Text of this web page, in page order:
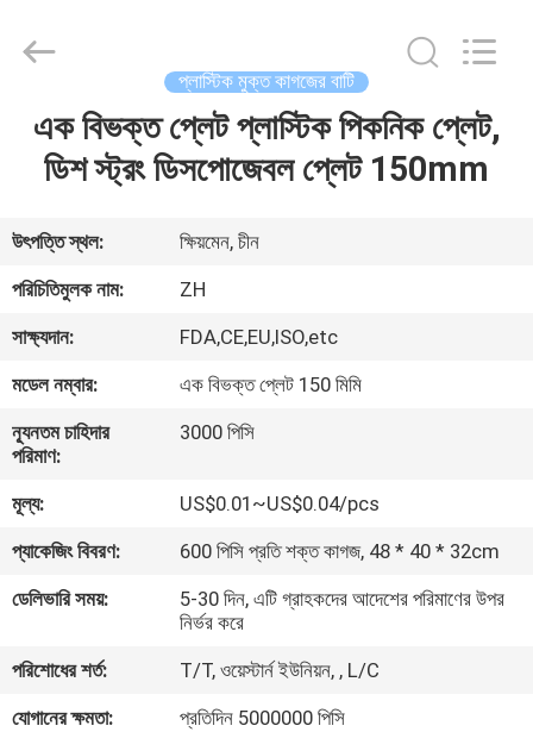
বাড়ি
আমাদের
সম্পর্কে
কারখানা
ভ্রমণ
মান
নিয়ন্ত্রণ
করুন
Protection
Technology
Rights
Reserved.
প্লাস্টিক মুক্ত কাগজের বাটি
এক বিভক্ত প্লেট প্লাস্টিক পিকনিক প্লেট,
ডিশ স্ট্রং ডিসপোজেবল প্লেট 150mm
উৎপত্তি স্থল:
ক্ষিয়মেন, চীন
পরিচিতিমুলক নাম:
ZH
সাক্ষ্যদান:
FDA,CE,EU,ISO,etc
মডেল নম্বার:
এক বিভক্ত প্লেট 150 মিমি
ন্যূনতম চাহিদার
পরিমাণ:
3000 পিসি
মূল্য:
US$0.01~US$0.04/pcs
প্যাকেজিং বিবরণ:
600 পিসি প্রতি শক্ত কাগজ, 48 * 40 * 32cm
ডেলিভারি সময়:
5-30 দিন, এটি গ্রাহকদের আদেশের পরিমাণের উপর
নির্ভর করে
পরিশোধের শর্ত:
T/T, ওয়েস্টার্ন ইউনিয়ন, , L/C
যোগানের ক্ষমতা:
প্রতিদিন 5000000 পিসি